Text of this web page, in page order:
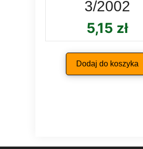
3/2002
5,15 zł
Dodaj do koszyka